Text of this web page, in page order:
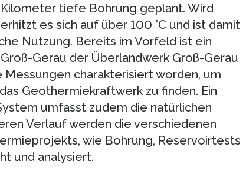
tiefe Bohrung geplant. Wird
es sich auf über 100 °C und ist damit
Nutzung. Bereits im Vorfeld ist ein
Gerau der Überlandwerk Groß-Gerau
Messungen charakterisiert worden, um
Geothermiekraftwerk zu finden. Ein
umfasst zudem die natürlichen
Verlauf werden die verschiedenen
wie Bohrung, Reservoirtests
und analysiert.